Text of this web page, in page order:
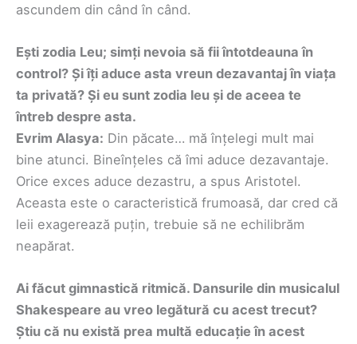
ascundem din când în când.
Ești zodia Leu; simți nevoia să fii întotdeauna în
control? Și îți aduce asta vreun dezavantaj în viața
ta privată? Și eu sunt zodia leu și de aceea te
întreb despre asta.
Evrim Alasya: Din păcate… mă înțelegi mult mai
bine atunci. Bineînțeles că îmi aduce dezavantaje.
Orice exces aduce dezastru, a spus Aristotel.
Aceasta este o caracteristică frumoasă, dar cred că
leii exagerează puțin, trebuie să ne echilibrăm
neapărat.
Ai făcut gimnastică ritmică. Dansurile din musicalul
Shakespeare au vreo legătură cu acest trecut?
Știu că nu există prea multă educație în acest